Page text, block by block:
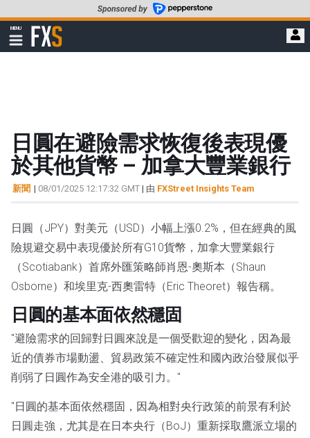
至
要
MENU
顯
示
FXStreet
日圓在避險需求恢復後表現優
於其他貨幣 – 加拿大豐業銀行
新聞 | 08/01/2025 12:17:32 GMT | 由 FXStreet Insights Team
日圓（JPY）對美元（USD）小幅上漲0.2%，但在經典的風
險規避交易中表現優於所有G10貨幣，加拿大豐業銀行
（Scotiabank）首席外匯策略師肖恩-奧斯本（Shaun
Osborne）和埃里克-西奧雷特（Eric Theoret）報告稱。
日圓的基本面依然穩固
"避險需求的回歸對日圓來說是一個受歡迎的變化，因為最
近的債券市場動盪、貿易政策不確定性和國內政治發展似乎
削弱了日圓作為安全港的吸引力。"
"日圓的基本面依然穩固，因為相對央行政策的前景有利於
日圓走強，尤其是在日本央行（BoJ）重新採取鷹派立場的